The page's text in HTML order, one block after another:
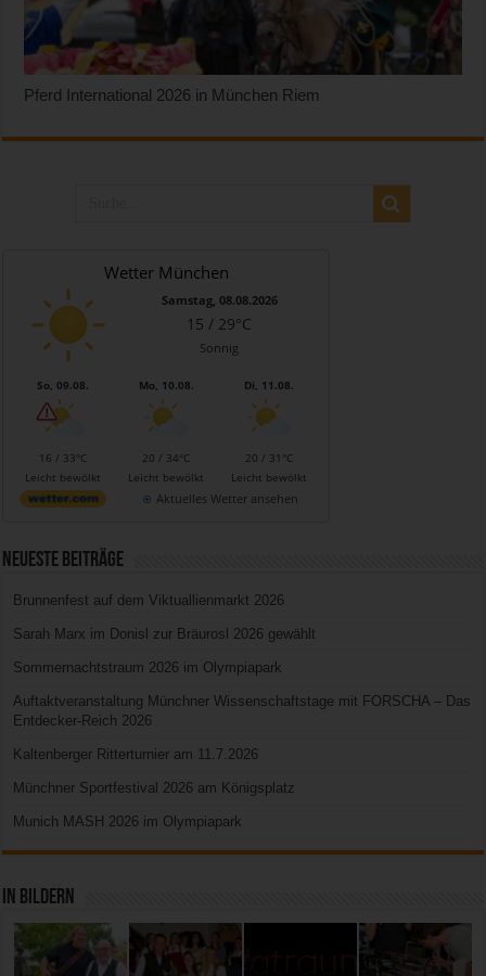
Pferd International 2026 in München Riem
Wetter München
Samstag, 08.08.2026
15 / 29°C
Sonnig
So, 09.08.
16 / 33°C
Leicht bewölkt
Mo, 10.08.
20 / 34°C
Leicht bewölkt
Di, 11.08.
20 / 31°C
Leicht bewölkt
Aktuelles Wetter ansehen
Neueste Beiträge
Brunnenfest auf dem Viktuallienmarkt 2026
Sarah Marx im Donisl zur Bräurosl 2026 gewählt
Sommernachtstraum 2026 im Olympiapark
Auftaktveranstaltung Münchner Wissenschaftstage mit FORSCHA – Das
Entdecker-Reich 2026
Kaltenberger Ritterturnier am 11.7.2026
Münchner Sportfestival 2026 am Königsplatz
Munich MASH 2026 im Olympiapark
In Bildern